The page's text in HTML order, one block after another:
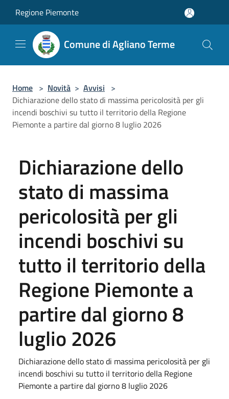
Regione Piemonte
Comune di Agliano Terme
Home > Novità > Avvisi >
Dichiarazione dello stato di massima pericolosità per gli
incendi boschivi su tutto il territorio della Regione
Piemonte a partire dal giorno 8 luglio 2026
Dichiarazione dello
stato di massima
pericolosità per gli
incendi boschivi su
tutto il territorio della
Regione Piemonte a
partire dal giorno 8
luglio 2026
Dichiarazione dello stato di massima pericolosità per gli
incendi boschivi su tutto il territorio della Regione
Piemonte a partire dal giorno 8 luglio 2026